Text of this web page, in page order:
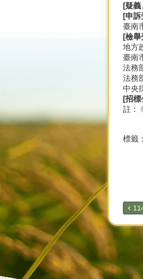
[疑義
[申訴
臺南
[檢舉
地方
臺南
法務
法務
中央
[招標
註：
標籤：